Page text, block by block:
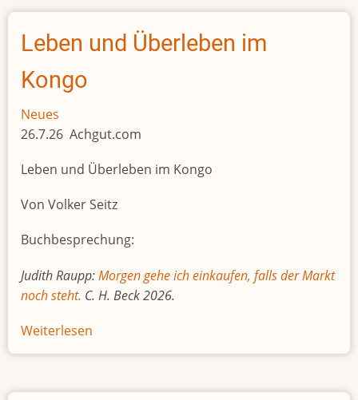
Schulden
Leben und Überleben im
Kongo
Neues
26.7.26 Achgut.com
Leben und Überleben im Kongo
Von Volker Seitz
Buchbesprechung:
Judith Raupp:Morgen gehe ich einkaufen, falls der Markt
noch steht. C. H. Beck 2026.
Weiterlesen
Leben
Überleben